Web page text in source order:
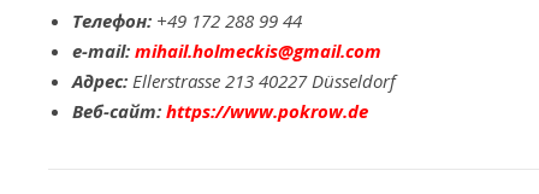
Телефон: +49 172 288 99 44
e-mail: mihail.holmeckis@gmail.com
Адрес: Ellerstrasse 213 40227 Düsseldorf
Веб-сайт: https://www.pokrow.de